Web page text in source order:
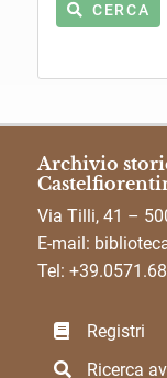
CERCA
Archivio
Via Tilli, 41 –
E-mail:
Tel:
Registri
Ricerca